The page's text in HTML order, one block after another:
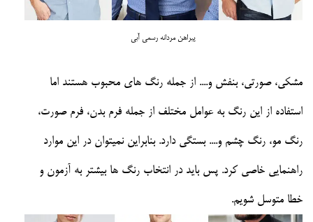
پیراهن مردانه رسمی آبی
مشکی، صورتی، بنفش و.... از جمله رنگ های محبوب هستند اما
استفاده از این رنگ به عوامل مختلف از جمله فرم بدن، فرم صورت،
رنگ مو، رنگ چشم و.... بستگی دارد. بنابراین نمیتوان در این موارد
راهنمایی خاصی کرد. پس باید در انتخاب رنگ ها بیشتر به آزمون و
خطا متوسل شویم.